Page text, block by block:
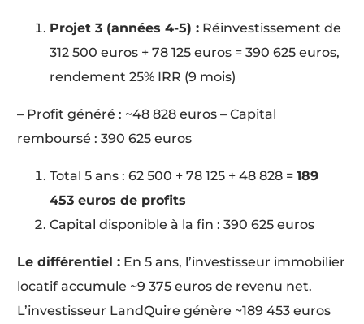
Projet 3 (années 4-5) : Réinvestissement de
312 500 euros + 78 125 euros = 390 625 euros,
rendement 25% IRR (9 mois)
– Profit généré : ~48 828 euros – Capital
remboursé : 390 625 euros
Total 5 ans : 62 500 + 78 125 + 48 828 =189
453 euros de profits
Capital disponible à la fin : 390 625 euros
Le différentiel : En 5 ans, l’investisseur immobilier
locatif accumule ~9 375 euros de revenu net.
L’investisseur LandQuire génère ~189 453 euros